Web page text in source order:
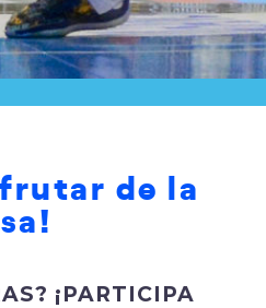
de la
¡PARTICIPA